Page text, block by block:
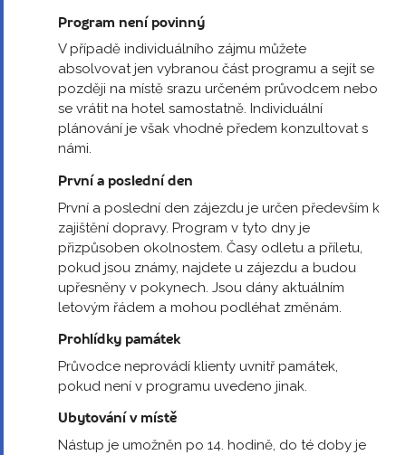
Program není povinný
V případě individuálního zájmu můžete
absolvovat jen vybranou část programu a sejít se
později na místě srazu určeném průvodcem nebo
se vrátit na hotel samostatně. Individuální
plánování je však vhodné předem konzultovat s
námi.
První a poslední den
První a poslední den zájezdu je určen především k
zajištění dopravy. Program v tyto dny je
přizpůsoben okolnostem. Časy odletu a příletu,
pokud jsou známy, najdete u zájezdu a budou
upřesněny v pokynech. Jsou dány aktuálním
letovým řádem a mohou podléhat změnám.
Prohlídky památek
Průvodce neprovádí klienty uvnitř památek,
pokud není v programu uvedeno jinak.
Ubytování v místě
Nástup je umožněn po 14. hodině, do té doby je